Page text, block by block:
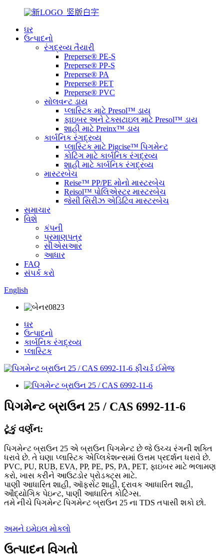
ઘર
ઉત્પાદનો
રંગદ્રવ્ય તૈયારી
Preperse® PE-S
Preperse® PP-S
Preperse® PA
Preperse® PET
Preperse® PVC
સોલવન્ટ ડાય
પ્લાસ્ટિક માટે Presol™ ડાય
ફાઇબર અને ટેક્સટાઇલ માટે Presol™ ડાય
શાહી માટે Preinx™ ડાય
કાર્બનિક રંગદ્રવ્ય
પ્લાસ્ટિક માટે Pigcise™ પિગમેન્ટ
કોટિંગ માટે કાર્બનિક રંગદ્રવ્ય
શાહી માટે કાર્બનિક રંગદ્રવ્ય
માસ્ટરબેચ
Reise™ PP/PE મોનો માસ્ટરબેચ
Reisol™ પોલિએસ્ટર માસ્ટરબેચ
જેસી સિરીઝ એડિટિવ માસ્ટરબેચ
સમાચાર
વિશે
કંપની
પ્રમાણપત્ર
સીએસઆર
આધાર
FAQ
સંપર્ક કરો
English
ઘર
ઉત્પાદનો
કાર્બનિક રંગદ્રવ્ય
પ્લાસ્ટિક
પિગમેન્ટ બ્રાઉન 25 / CAS 6992-11-6
ટૂંકું વર્ણન:
પિગમેન્ટ બ્રાઉન 25 એ બ્રાઉન પિગમેન્ટ છે જે ઉચ્ચ રંગની શક્તિ
ધરાવે છે. તે ઘણા પ્લાસ્ટિક એપ્લિકેશન્સમાં ઉત્તમ પ્રદર્શન ધરાવે છે.
PVC, PU, ​​RUB, EVA, PP, PE, PS, PA, PET, ફાઇબર માટે ભલામણ
કરો, ખાસ કરીને આઉટડોર પ્રોડક્ટ્સ માટે.
પાણી આધારિત શાહી, ઑફસેટ શાહી, દ્રાવક આધારિત શાહી,
ઔદ્યોગિક પેઇન્ટ, પાણી આધારિત કોટિંગ્સ.
તમે નીચે પિગમેન્ટ પિગમેન્ટ બ્રાઉન 25 ના TDS તપાસી શકો છો.
અમને ઇમેઇલ મોકલો
ઉત્પાદન વિગતો